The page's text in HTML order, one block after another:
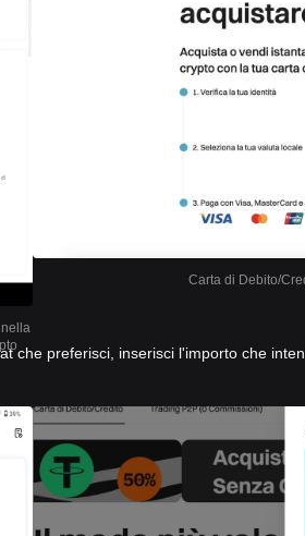
Carta di Debito/
che preferisci, inserisci l'importo che